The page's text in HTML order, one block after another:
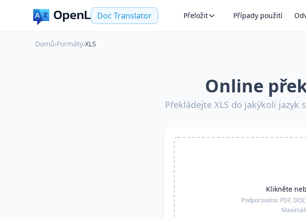
Doc Translator Přeložit Případy použití
Domů›Formáty›XLS
Online
Překládejte XLS do jakýkoli jazyk
Klikněte
Podporováno: PDF,